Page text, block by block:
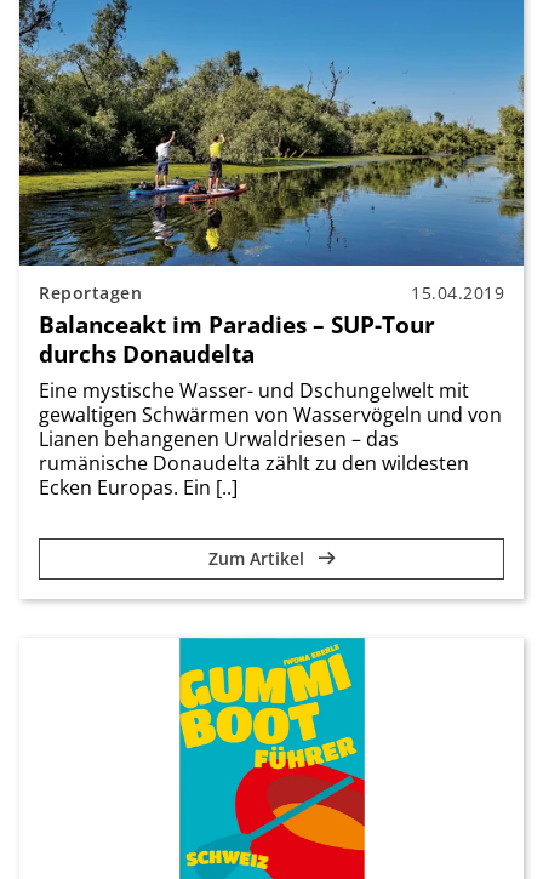
Reportagen 15.04.2019
Balanceakt im Paradies – SUP-Tour
durchs Donaudelta
Eine mystische Wasser- und Dschungelwelt mit
gewaltigen Schwärmen von Wasservögeln und von
Lianen behangenen Urwaldriesen – das
rumänische Donaudelta zählt zu den wildesten
Ecken Europas. Ein [..]
Zum Artikel